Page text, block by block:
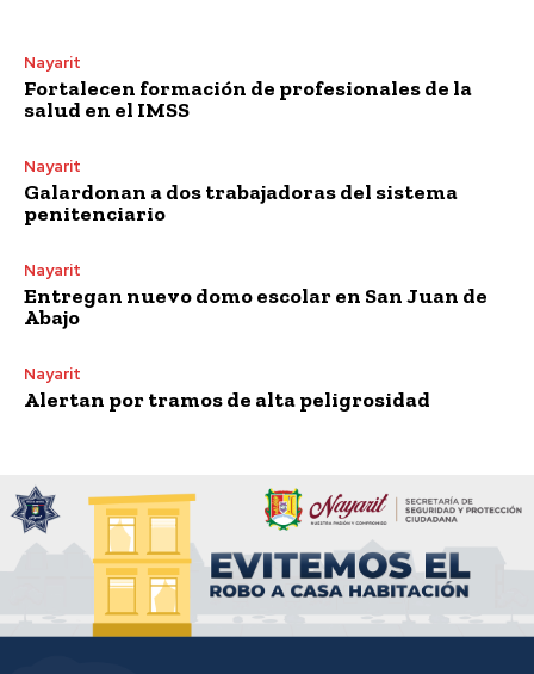
Nayarit
Fortalecen formación de profesionales de la
salud en el IMSS
Nayarit
Galardonan a dos trabajadoras del sistema
penitenciario
Nayarit
Entregan nuevo domo escolar en San Juan de
Abajo
Nayarit
Alertan por tramos de alta peligrosidad